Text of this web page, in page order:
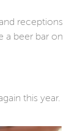
receptions
a beer bar on
this year.